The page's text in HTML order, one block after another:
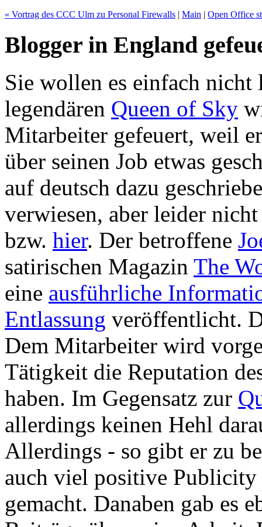
« Vortrag des CCC Ulm zu Personal Firewalls | Main | Open Office
Blogger in England
Sie wollen es einfach nicht
legendären Queen of Sky
Mitarbeiter gefeuert, weil
über seinen Job etwas
auf deutsch dazu
verwiesen, aber leider
bzw. hier. Der betroffene
satirischen Magazin The
eine ausführliche
Entlassung veröffentlicht.
Dem Mitarbeiter wird
Tätigkeit die Reputation
haben. Im Gegensatz zur
allerdings keinen Hehl
Allerdings - so gibt er zu
auch viel positive Publicity
gemacht. Danaben gab es